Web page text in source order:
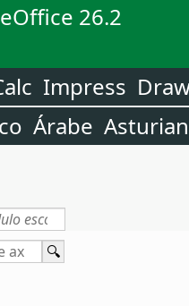
26.2
Impress
Árabe